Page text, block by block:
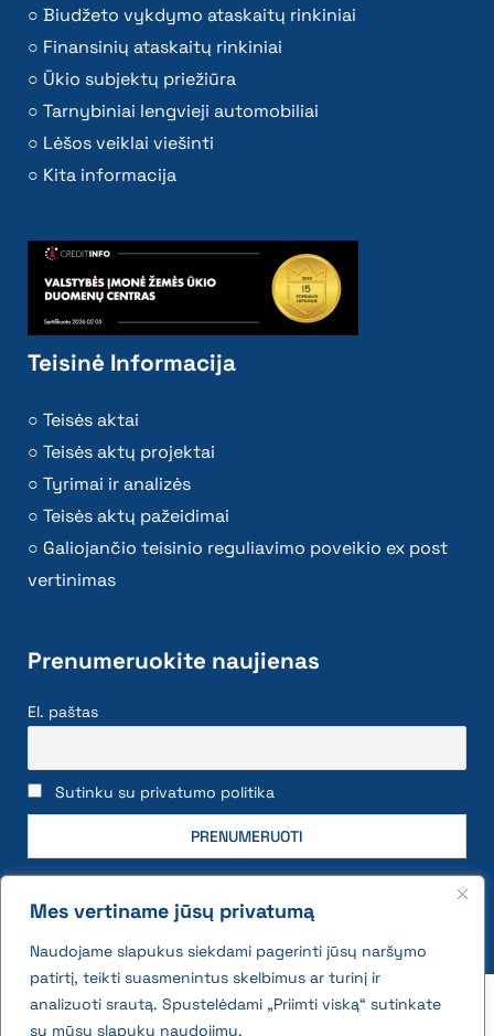
Mes vertiname jūsų privatumą
Naudojame slapukus siekdami pagerinti jūsų naršymo
patirtį, teikti suasmenintus skelbimus ar turinį ir
analizuoti srautą. Spustelėdami „Priimti viską“ sutinkate
su mūsų slapukų naudojimu.
Biudžeto vykdymo ataskaitų rinkiniai
Finansinių ataskaitų rinkiniai
Ūkio subjektų priežiūra
Tarnybiniai lengvieji automobiliai
Lėšos veiklai viešinti
Kita informacija
Teisinė Informacija
Teisės aktai
Teisės aktų projektai
Tyrimai ir analizės
Teisės aktų pažeidimai
Galiojančio teisinio reguliavimo poveikio ex post
vertinimas
Prenumeruokite naujienas
El. paštas
Sutinku su privatumo politika
2026 © All rights reserved | VĮ Žemės ūkio duomenų
centras